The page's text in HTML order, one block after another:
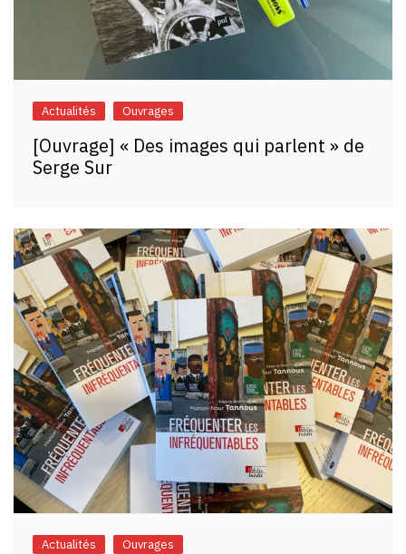
Actualités Ouvrages
[Ouvrage] « Des images qui parlent » de
Serge Sur
Actualités Ouvrages